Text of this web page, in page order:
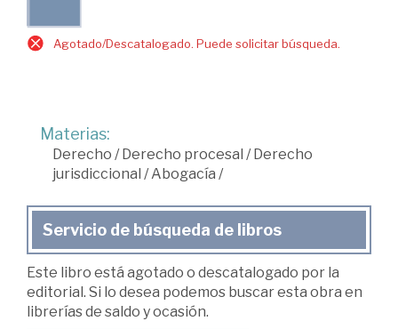
Agotado/Descatalogado. Puede solicitar búsqueda.
Materias:
Derecho /Derecho procesal /Derecho
jurisdiccional /Abogacía /
Servicio de búsqueda de libros
Este libro está agotado o descatalogado por la
editorial. Si lo desea podemos buscar esta obra en
librerías de saldo y ocasión.